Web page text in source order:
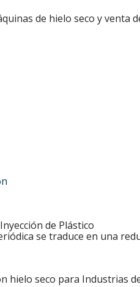
de hielo seco y venta
de Plástico
se traduce en una